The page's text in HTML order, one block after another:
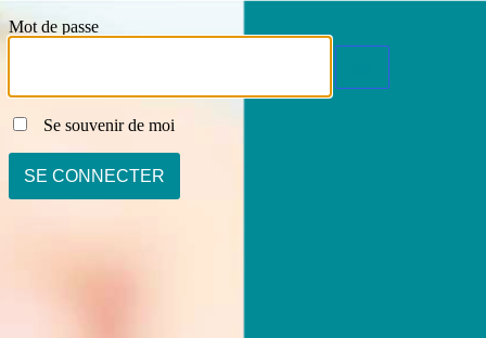
Mot de passe
Se souvenir de moi